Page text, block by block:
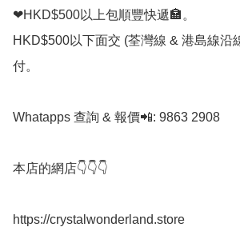
❤HKD$500以上包順豐快遞🏣。
HKD$500以下面交 (荃灣線 & 港島線沿
付。
Whatapps 查詢 & 報價📲: 9863 2908
本店的網店👇👇👇
https://crystalwonderland.store